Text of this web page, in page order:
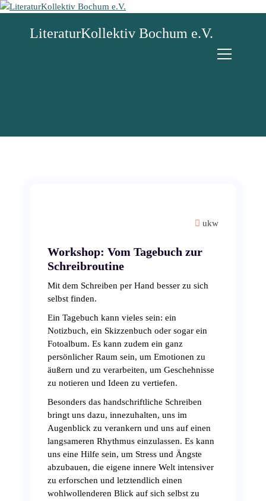
Z
p
LiteraturKollektiv Bochum e.V.
ukw
Workshop: Vom Tagebuch zur
Schreibroutine
Mit dem Schreiben per Hand besser zu sich
selbst finden.
Ein Tagebuch kann vieles sein: ein
Notizbuch, ein Skizzenbuch oder sogar ein
Fotoalbum. Es kann zudem ein ganz
persönlicher Raum sein, um Emotionen zu
äußern und zu verarbeiten, um Geschehnisse
zu notieren und Ideen zu vertiefen.
Besonders das handschriftliche Schreiben
bringt uns dazu, innezuhalten, uns im
Augenblick zu verankern und uns auf einen
langsameren Rhythmus einzulassen. Es kann
uns eine Hilfe sein, um Stress und Ängste
abzubauen, die eigene innere Welt intensiver
zu erforschen und letztendlich einen
wohlwollenderen Blick auf sich selbst zu